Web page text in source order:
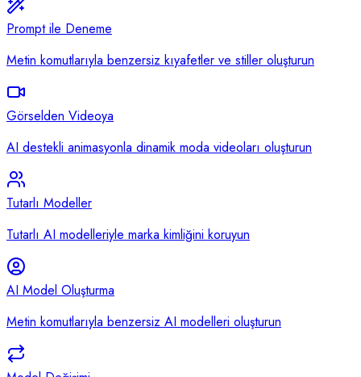
Prompt ile Deneme
Metin komutlarıyla benzersiz kıyafetler ve stiller oluşturun
Görselden Videoya
AI destekli animasyonla dinamik moda videoları oluşturun
Tutarlı Modeller
Tutarlı AI modelleriyle marka kimliğini koruyun
AI Model Oluşturma
Metin komutlarıyla benzersiz AI modelleri oluşturun